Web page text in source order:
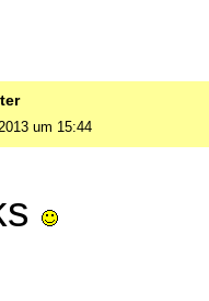
um 15:44